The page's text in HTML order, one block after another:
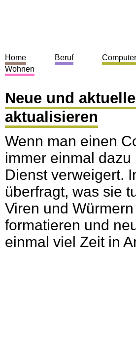
Neue und
aktualisieren
Wenn man einen
immer einmal
Dienst verweigert.
überfragt, was sie
Viren und
formatieren und
einmal viel Zeit in
Home Beruf Computer
Wohnen